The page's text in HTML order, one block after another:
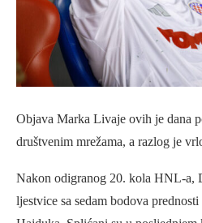
Objava Marka Livaje ovih je dana
društvenim mrežama, a razlog je
Nakon odigranog 20. kola HNL-a,
ljestvice sa sedam bodova